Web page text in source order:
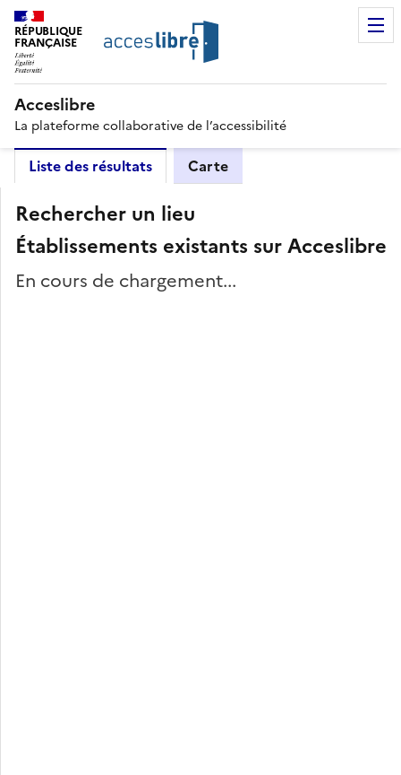
RÉPUBLIQUE
FRANÇAISE
Acceslibre
La plateforme collaborative de l’accessibilité
Liste des résultats Carte
Rechercher un lieu
Établissements existants sur Acceslibre
En cours de chargement...